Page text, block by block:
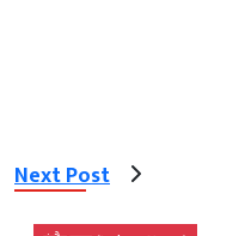
Next Post